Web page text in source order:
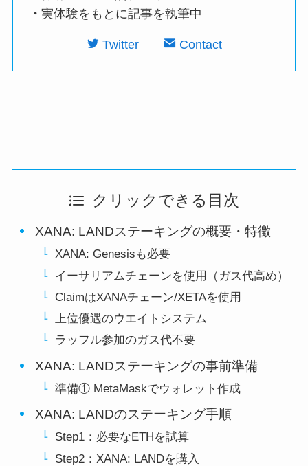
・実体験をもとに記事を執筆中
Twitter Contact
クリックできる目次
XANA: LANDステーキングの概要・特徴
XANA: Genesisも必要
イーサリアムチェーンを使用（ガス代高め）
ClaimはXANAチェーン/XETAを使用
上位優遇のウエイトシステム
ラッフル参加のガス代不要
XANA: LANDステーキングの事前準備
準備① MetaMaskでウォレット作成
XANA: LANDのステーキング手順
Step1：必要なETHを試算
Step2：XANA: LANDを購入